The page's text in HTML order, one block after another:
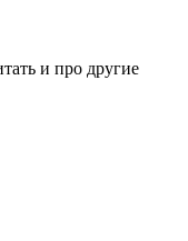
и про другие